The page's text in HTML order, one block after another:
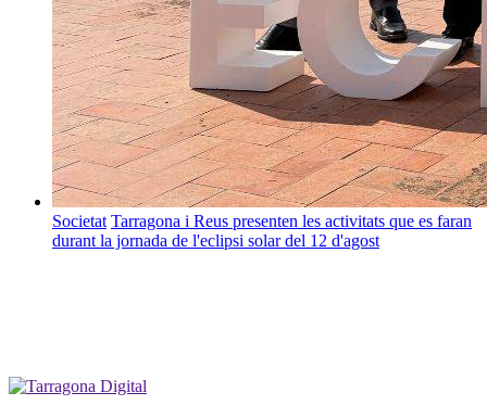
Societat Tarragona i Reus presenten les activitats que es faran
durant la jornada de l'eclipsi solar del 12 d'agost